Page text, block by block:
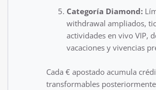
Categoría Diamond:
withdrawal ampliados,
actividades en vivo VIP,
vacaciones y vivencias
Cada € apostado acumula
transformables